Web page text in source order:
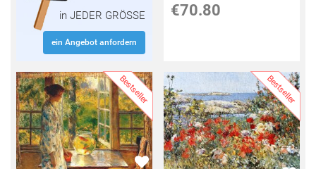
in JEDER GRÖSSE
ein Angebot anfordern
€70.80
Bestseller Bestseller